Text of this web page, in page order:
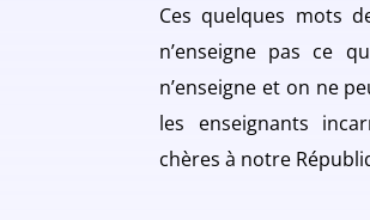
Ces quelques mots
n’enseigne pas ce
n’enseigne et on ne
les enseignants
chères à notre